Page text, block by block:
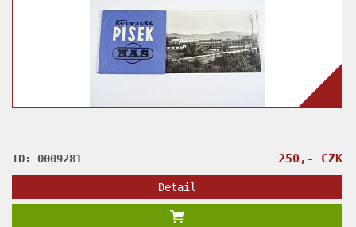
ID: 0009281 250,- CZK
Detail